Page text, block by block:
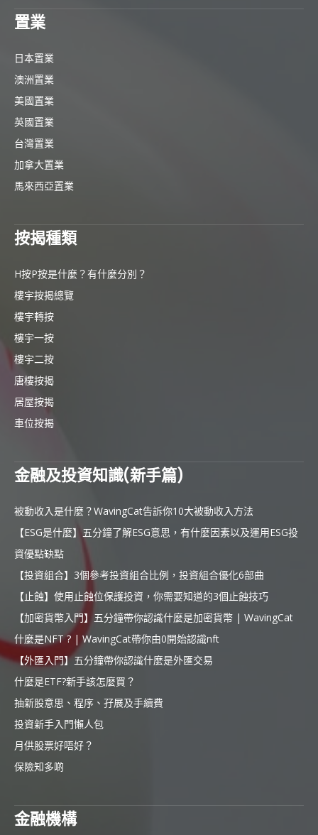
置業
日本置業
澳洲置業
美國置業
英國置業
台灣置業
加拿大置業
馬來西亞置業
按揭種類
H按P按是什麼？有什麼分別？
樓宇按揭總覽
樓宇轉按
樓宇一按
樓宇二按
唐樓按揭
居屋按揭
車位按揭
金融及投資知識(新手篇)
被動收入是什麼？WavingCat告訴你10大被動收入方法
【ESG是什麼】五分鐘了解ESG意思，有什麼因素以及運用ESG投
資優點缺點
【投資組合】3個參考投資組合比例，投資組合優化6部曲
【止蝕】使用止蝕位保護投資，你需要知道的3個止蝕技巧
【加密貨幣入門】五分鐘帶你認識什麼是加密貨幣 | WavingCat
什麼是NFT ? | WavingCat帶你由0開始認識nft
【外匯入門】五分鐘帶你認識什麼是外匯交易
什麼是ETF?新手該怎麼買？
抽新股意思、程序、孖展及手續費
投資新手入門懶人包
月供股票好唔好？
保險知多啲
金融機構